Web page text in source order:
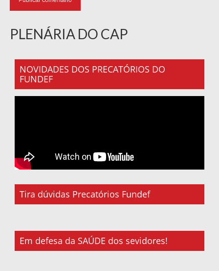
PLENÁRIA DO CAP
NOVIDADES DOS PRECATÓRIOS DO
FUNDEF
Tira dúvidas Precatórios Fundef
Em defesa da SAÚDE dos sevidores!